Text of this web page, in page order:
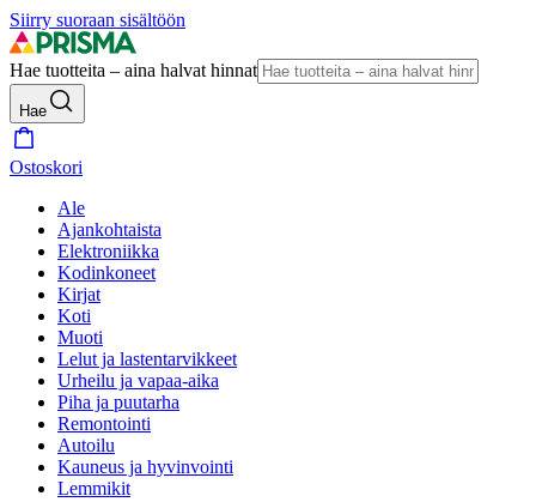
Siirry suoraan sisältöön
Hae tuotteita – aina halvat hinnat
Hae
Ostoskori
Ale
Ajankohtaista
Elektroniikka
Kodinkoneet
Kirjat
Koti
Muoti
Lelut ja lastentarvikkeet
Urheilu ja vapaa-aika
Piha ja puutarha
Remontointi
Autoilu
Kauneus ja hyvinvointi
Lemmikit